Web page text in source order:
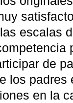
escalas
de
los padres
en la